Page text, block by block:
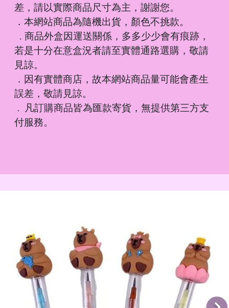
差，請以實際商品尺寸為主，謝謝您。
．本網站商品為隨機出貨，顏色不挑款。
． 商品外盒因運送關係，多多少少會有痕跡，
若是十分在意盒況者請至實體通路選購，敬請
見諒。
．因有實體商店，故本網站商品量可能會產生
誤差，敬請見諒。
． 凡訂購商品皆為匯款寄貨，無提供第三方支
付服務。